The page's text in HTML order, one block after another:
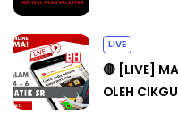
LIVE
🔴 [LIVE]
OLEH